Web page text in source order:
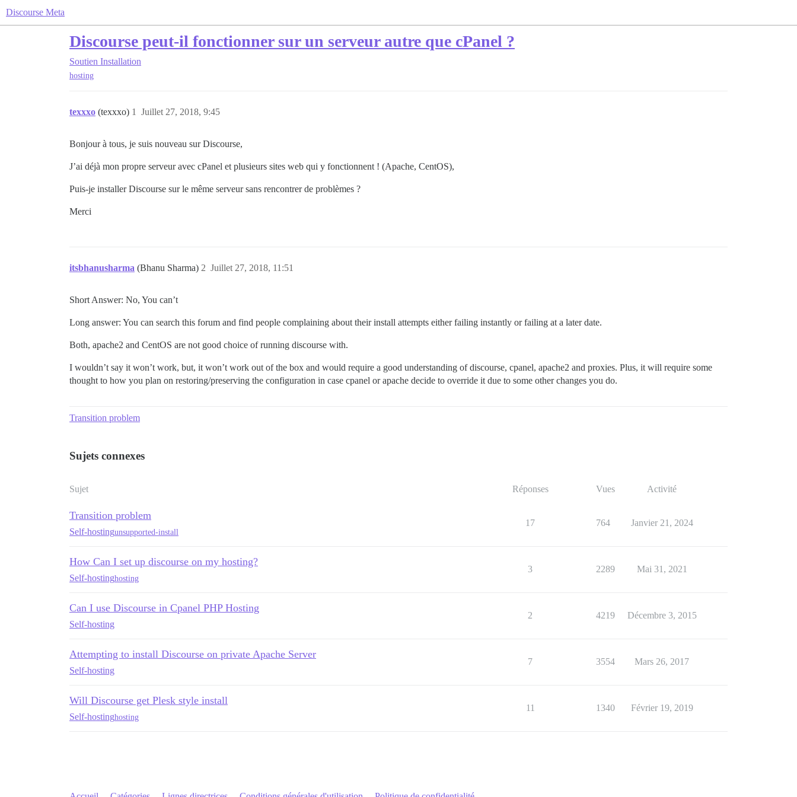
Discourse Meta
Discourse peut-il fonctionner sur un serveur autre que cPanel ?
Soutien Installation
hosting
texxxo (texxxo) Juillet 27, 2018, 9:45
1
Bonjour à tous, je suis nouveau sur Discourse,
J’ai déjà mon propre serveur avec cPanel et plusieurs sites web qui y fonctionnent ! (Apache, CentOS),
Puis-je installer Discourse sur le même serveur sans rencontrer de problèmes ?
Merci
itsbhanusharma (Bhanu Sharma) Juillet 27, 2018, 11:51
2
Short Answer: No, You can’t
Long answer: You can search this forum and find people complaining about their install attempts either failing instantly or failing at a later date.
Both, apache2 and CentOS are not good choice of running discourse with.
I wouldn’t say it won’t work, but, it won’t work out of the box and would require a good understanding of discourse, cpanel, apache2 and proxies. Plus, it will require some
thought to how you plan on restoring/preserving the configuration in case cpanel or apache decide to override it due to some other changes you do.
Transition problem
Sujets connexes
Sujet Réponses Vues Activité
Transition problem
Self-hostingunsupported-install
17 764 Janvier 21, 2024
How Can I set up discourse on my hosting?
Self-hostinghosting
3 2289 Mai 31, 2021
Can I use Discourse in Cpanel PHP Hosting
Self-hosting
2 4219 Décembre 3, 2015
Attempting to install Discourse on private Apache Server
Self-hosting
7 3554 Mars 26, 2017
Will Discourse get Plesk style install
Self-hostinghosting
11 1340 Février 19, 2019